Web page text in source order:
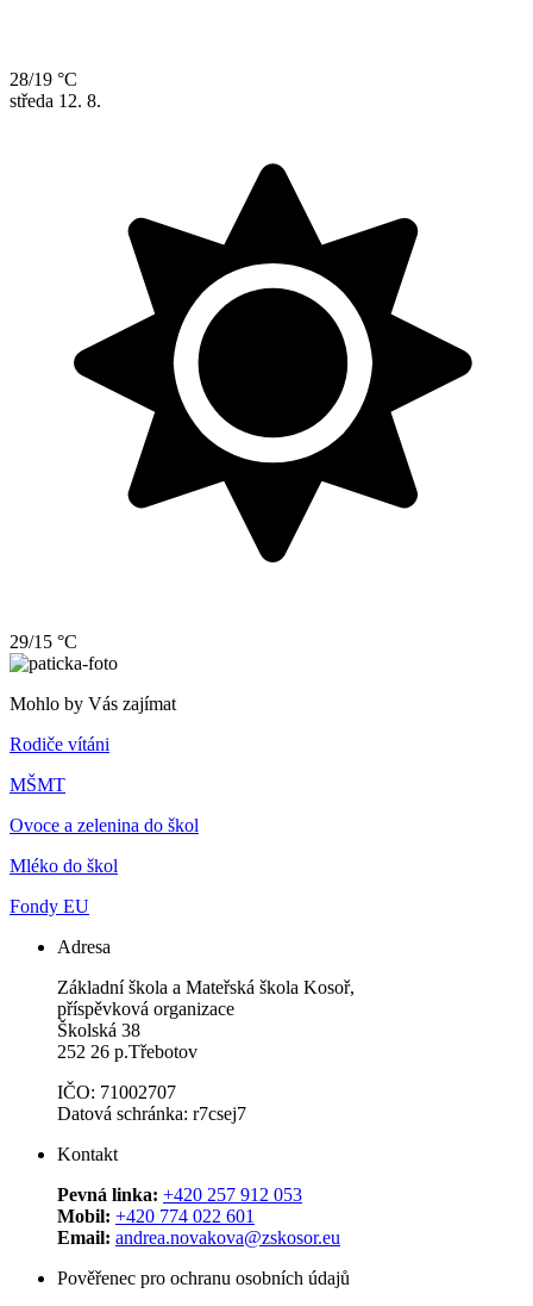
28/19 °C
středa 12. 8.
29/15 °C
Mohlo by Vás zajímat
Rodiče vítáni
MŠMT
Ovoce a zelenina do škol
Mléko do škol
Fondy EU
Adresa
Základní škola a Mateřská škola Kosoř,
příspěvková organizace
Školská 38
252 26 p.Třebotov
IČO: 71002707
Datová schránka: r7csej7
Kontakt
Pevná linka: +420 257 912 053
Mobil: +420 774 022 601
Email: andrea.novakova@zskosor.eu
Pověřenec pro ochranu osobních údajů